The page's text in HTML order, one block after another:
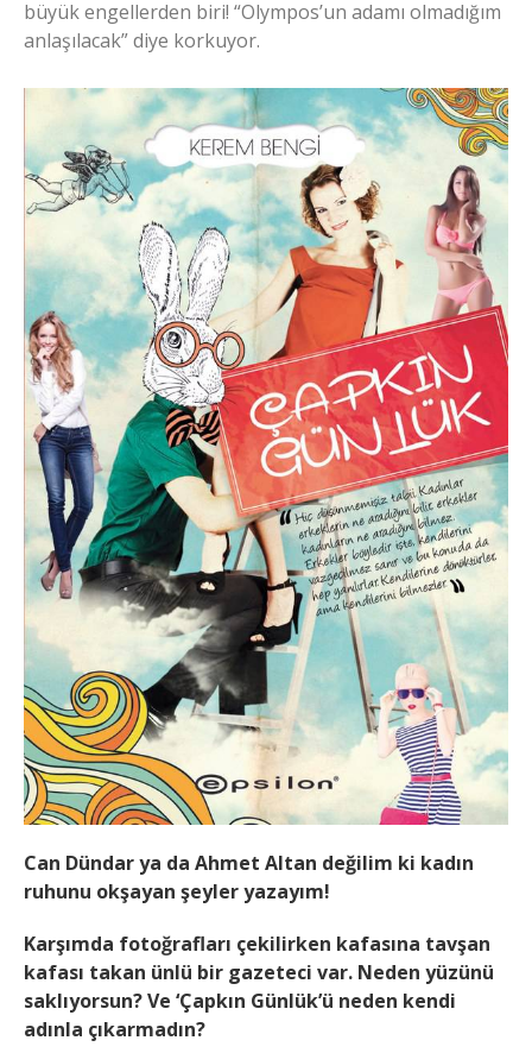
büyük engellerden biri! “Olympos’un adamı olmadığım
anlaşılacak” diye korkuyor.
Can Dündar ya da Ahmet Altan değilim ki kadın
ruhunu okşayan şeyler yazayım!
Karşımda fotoğrafları çekilirken kafasına tavşan
kafası takan ünlü bir gazeteci var. Neden yüzünü
saklıyorsun? Ve ‘Çapkın Günlük’ü neden kendi
adınla çıkarmadın?